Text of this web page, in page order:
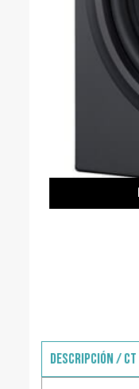
DESCRIPCIÓN /